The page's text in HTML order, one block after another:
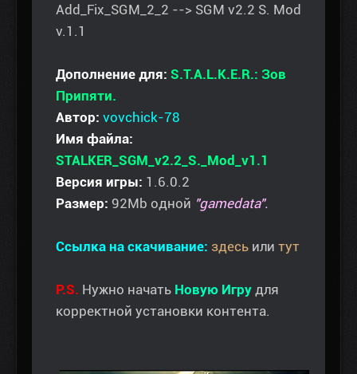
Add_Fix_SGM_2_2 --> SGM v2.2 S. Mod
v.1.1
Дополнение для: S.T.A.L.K.E.R.: Зов
Припяти.
Автор: vovchick-78
Имя файла:
STALKER_SGM_v2.2_S._Mod_v1.1
Версия игры: 1.6.0.2
Размер: 92Mb одной "gamedata".
Ссылка на скачивание: здесь или тут
P.S. Нужно начать Новую Игру для
корректной установки контента.